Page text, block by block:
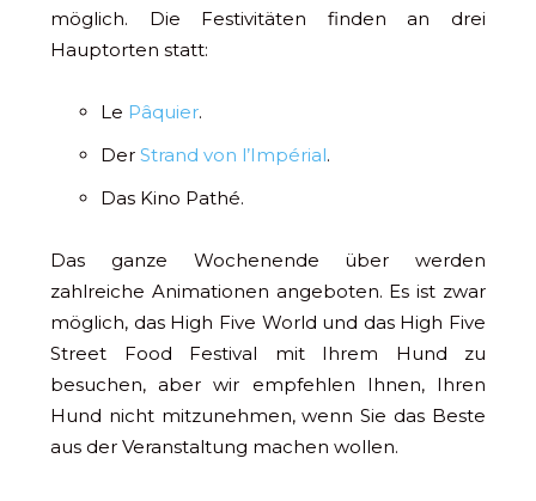
möglich. Die Festivitäten finden an drei
Hauptorten statt:
Le Pâquier.
Der Strand von l’Impérial.
Das Kino Pathé.
Das ganze Wochenende über werden
zahlreiche Animationen angeboten. Es ist zwar
möglich, das High Five World und das High Five
Street Food Festival mit Ihrem Hund zu
besuchen, aber wir empfehlen Ihnen, Ihren
Hund nicht mitzunehmen, wenn Sie das Beste
aus der Veranstaltung machen wollen.